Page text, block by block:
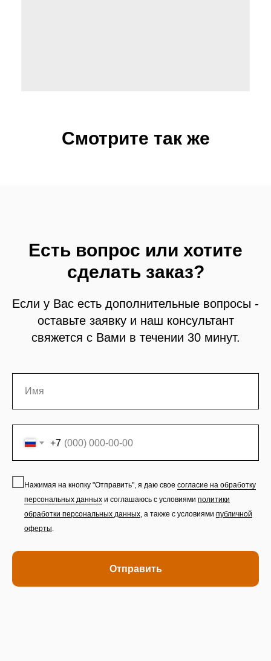
Смотрите так же
Есть вопрос или хотите
сделать заказ?
Если у Вас есть дополнительные вопросы -
оставьте заявку и наш консультант
свяжется с Вами в течении 30 минут.
+7
Нажимая на кнопку "Отправить", я даю свое согласие на обработку
персональных данных и соглашаюсь с условиями политики
обработки персональных данных, а также с условиями публичной
оферты.
Отправить